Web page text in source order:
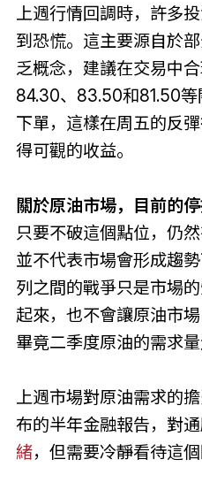
上週行情回調時，許多
到恐慌。這主要源自於
乏概念，建議在交易中
84.30、83.50和81.50等
下單，這樣在周五的反
得可觀的收益。
關於原油市場，目前的
只要不破這個點位，仍
並不代表市場會形成趨
列之間的戰爭只是市場
起來，也不會讓原油市
畢竟二季度原油的需求量
上週市場對原油需求的
布的半年金融報告，對
緒，但需要冷靜看待這